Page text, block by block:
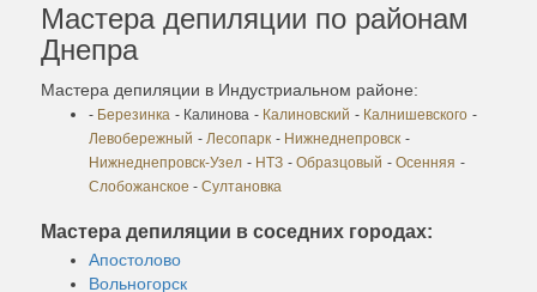
Мастера депиляции по районам
Днепра
Мастера депиляции в Индустриальном районе:
- Березинка - Калинова - Калиновский - Калнишевского -
Левобережный - Лесопарк - Нижнеднепровск -
Нижнеднепровск-Узел - НТЗ - Образцовый - Осенняя -
Слобожанское - Султановка
Мастера депиляции в соседних городах:
Апостолово
Вольногорск